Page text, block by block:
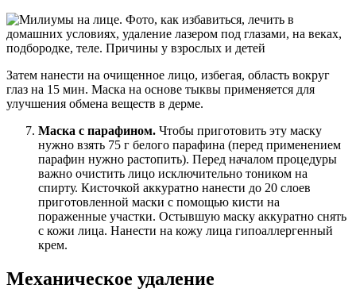
Затем нанести на очищенное лицо, избегая, область вокруг
глаз на 15 мин. Маска на основе тыквы применяется для
улучшения обмена веществ в дерме.
Маска с парафином. Чтобы приготовить эту маску
нужно взять 75 г белого парафина (перед применением
парафин нужно растопить). Перед началом процедуры
важно очистить лицо исключительно тоником на
спирту. Кисточкой аккуратно нанести до 20 слоев
приготовленной маски с помощью кисти на
пораженные участки. Остывшую маску аккуратно снять
с кожи лица. Нанести на кожу лица гипоаллергенный
крем.
Механическое удаление